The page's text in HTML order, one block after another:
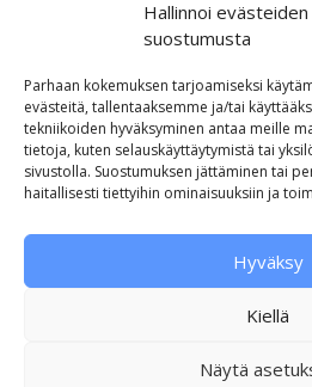
Hallinnoi evästeiden
suostumusta
Parhaan kokemuksen tarjoamiseksi
evästeitä, tallentaaksemme ja/tai
tekniikoiden hyväksyminen antaa meille
tietoja, kuten selauskäyttäytymistä tai
sivustolla. Suostumuksen jättäminen tai
haitallisesti tiettyihin ominaisuuksiin ja
Hyväksy
Kiellä
Näytä
53850 Lappeenranta
Aukioloajat
ma – to klo 8.00 – 16.00
pe klo 8.00 – 15.00